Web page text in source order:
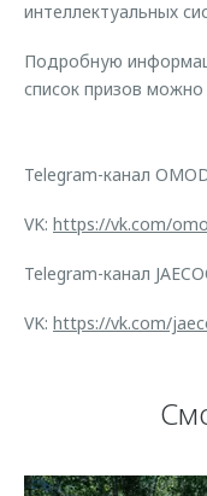
интеллектуальных
Подробную
список призов можно
Telegram-канал
VK: https://vk.com/
Telegram-канал
VK: https://vk.com/